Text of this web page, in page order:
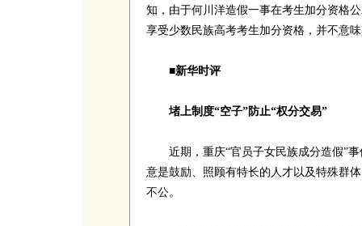
知，由于何川洋造假一事在考生加分资格
享受少数民族高考考生加分资格，并不意
■新华时评
堵上制度“空子”防止“权分交易”
近期，重庆“官员子女民族成分造假”事
意是鼓励、照顾有特长的人才以及特殊群
不公。